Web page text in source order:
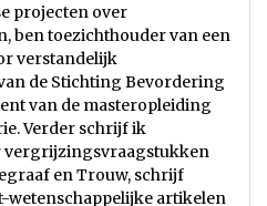
projecten over
ben toezichthouder van een
verstandelijk
de Stichting Bevordering
van de masteropleiding
Verder schrijf ik
vergrijzingsvraagstukken
en Trouw, schrijf
wetenschappelijke artikelen